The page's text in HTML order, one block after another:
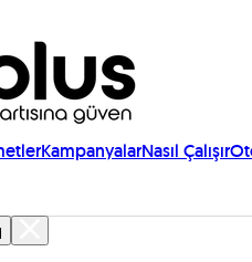
KampanyalarNasıl Çalışır